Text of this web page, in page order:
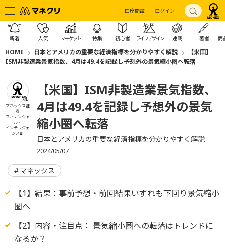
口座開設 ログイン
新着 人気 マーケット 特集 初心者 ライフデザイン 連載 著者 商
HOME 日本とアメリカの重要な経済指標を分かりやすく解説
【米国】
ISM非製造業景気指数、4月は49.4を記録し予想外の景気縮小圏へ転落
マネックス証
券
フィナンシャ
ル・
インテリジェ
ンス部
【米国】ISM非製造業景気指数、
4月は49.4を記録し予想外の景気
縮小圏へ転落
日本とアメリカの重要な経済指標を分かりやすく解説
2024/05/07
マネックス
【1】結果：事前予想・前回結果いずれも下回り景気縮小
圏へ
【2】内容・注目点： 景気縮小圏への転落はトレンドに
なるか？